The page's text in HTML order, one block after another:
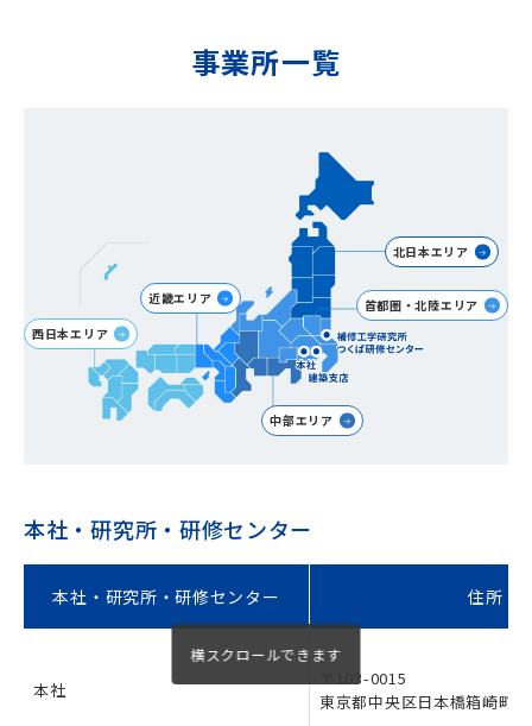
事業所一覧
北日本エリア
首都圏・北陸エリア
中部エリア
近畿エリア
西日本エリア
本社・研究所・研修センター
本社・研究所・研修センター 住所
本社
〒103-0015
東京都中央区日本橋箱崎町7